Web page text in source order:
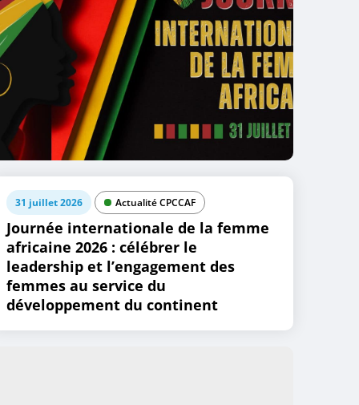
31 juillet 2026 Actualité CPCCAF
Journée internationale de la femme
africaine 2026 : célébrer le
leadership et l’engagement des
femmes au service du
développement du continent